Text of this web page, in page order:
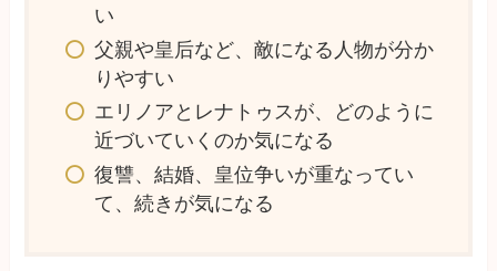
い
父親や皇后など、敵になる人物が分か
りやすい
エリノアとレナトゥスが、どのように
近づいていくのか気になる
復讐、結婚、皇位争いが重なってい
て、続きが気になる